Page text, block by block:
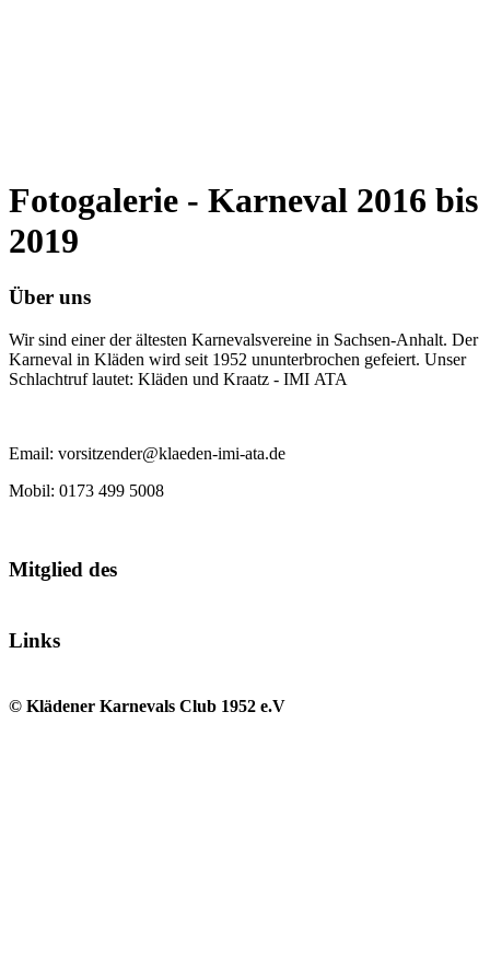
Fotogalerie - Karneval 2016 bis
2019
Über uns
Wir sind einer der ältesten Karnevalsvereine in Sachsen-Anhalt. Der
Karneval in Kläden wird seit 1952 ununterbrochen gefeiert. Unser
Schlachtruf lautet: Kläden und Kraatz - IMI ATA
Email: vorsitzender@klaeden-imi-ata.de
Mobil: 0173 499 5008
Mitglied des
Links
© Klädener Karnevals Club 1952 e.V